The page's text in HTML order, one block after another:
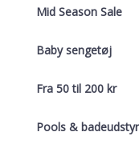
Mid Season Sale
Baby sengetøj
Fra 50 til 200 kr
Pools & badeudstyr